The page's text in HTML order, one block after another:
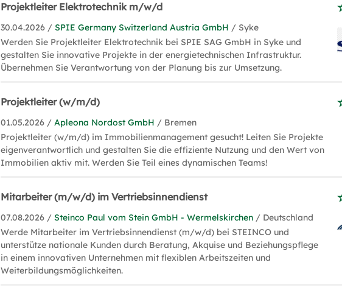
Projektleiter Elektrotechnik m/w/d
30.04.2026 /SPIE Germany Switzerland Austria GmbH / Syke
Werden Sie Projektleiter Elektrotechnik bei SPIE SAG GmbH in Syke und
gestalten Sie innovative Projekte in der energietechnischen Infrastruktur.
Übernehmen Sie Verantwortung von der Planung bis zur Umsetzung.
Projektleiter (w/m/d)
01.05.2026 /Apleona Nordost GmbH / Bremen
Projektleiter (w/m/d) im Immobilienmanagement gesucht! Leiten Sie Projekte
eigenverantwortlich und gestalten Sie die effiziente Nutzung und den Wert von
Immobilien aktiv mit. Werden Sie Teil eines dynamischen Teams!
Mitarbeiter (m/w/d) im Vertriebsinnendienst
07.08.2026 /Steinco Paul vom Stein GmbH - Wermelskirchen / Deutschland
Werde Mitarbeiter im Vertriebsinnendienst (m/w/d) bei STEINCO und
unterstütze nationale Kunden durch Beratung, Akquise und Beziehungspflege
in einem innovativen Unternehmen mit flexiblen Arbeitszeiten und
Weiterbildungsmöglichkeiten.